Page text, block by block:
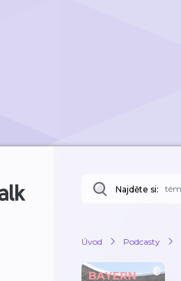
Najděte si:
Úvod Podcasty